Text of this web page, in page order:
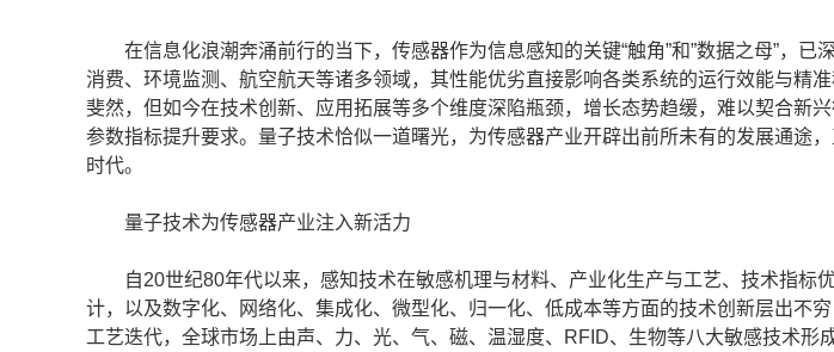
在信息化浪潮奔涌前行的当下，传感器作为信息感知的关键“触角”和”数据之母”，已
消费、环境监测、航空航天等诸多领域，其性能优劣直接影响各类系统的运行效能与精
斐然，但如今在技术创新、应用拓展等多个维度深陷瓶颈，增长态势趋缓，难以契合新
参数指标提升要求。量子技术恰似一道曙光，为传感器产业开辟出前所未有的发展通途
时代。
量子技术为传感器产业注入新活力
自20世纪80年代以来，感知技术在敏感机理与材料、产业化生产与工艺、技术指标
计，以及数字化、网络化、集成化、微型化、归一化、低成本等方面的技术创新层出不
工艺迭代，全球市场上由声、力、光、气、磁、温湿度、RFID、生物等八大敏感技术形